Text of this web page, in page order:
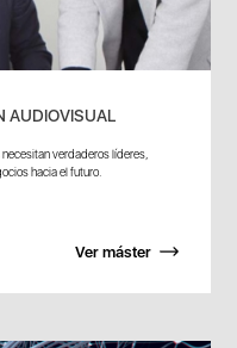
AUDIOVISUAL
verdaderos líderes,
hacia el futuro.
Ver máster